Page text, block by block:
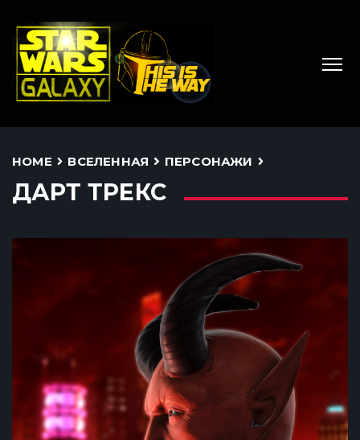
HOME ВСЕЛЕННАЯ ПЕРСОНАЖИ
ДАРТ ТРЕКС